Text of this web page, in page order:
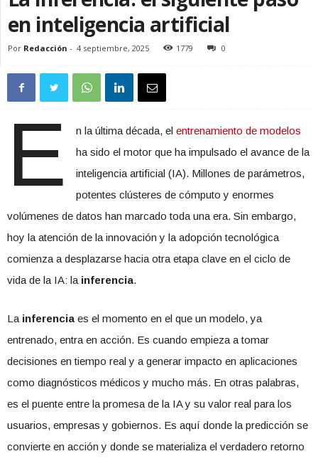
en inteligencia artificial
Por Redacción - 4 septiembre, 2025 1779 0
E n la última década, el entrenamiento de modelos
ha sido el motor que ha impulsado el avance de la
inteligencia artificial (IA). Millones de parámetros,
potentes clústeres de cómputo y enormes
volúmenes de datos han marcado toda una era. Sin embargo,
hoy la atención de la innovación y la adopción tecnológica
comienza a desplazarse hacia otra etapa clave en el ciclo de
vida de la IA: la inferencia.
La inferencia es el momento en el que un modelo, ya
entrenado, entra en acción. Es cuando empieza a tomar
decisiones en tiempo real y a generar impacto en aplicaciones
como diagnósticos médicos y mucho más. En otras palabras,
es el puente entre la promesa de la IA y su valor real para los
usuarios, empresas y gobiernos. Es aquí donde la predicción se
convierte en acción y donde se materializa el verdadero retorno